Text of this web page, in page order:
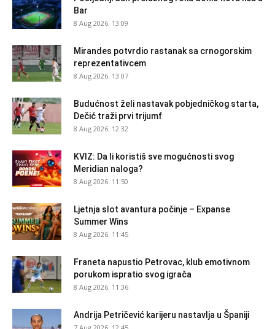
Bar
8 Aug 2026. 13:09
Mirandes potvrdio rastanak sa crnogorskim
reprezentativcem
8 Aug 2026. 13:07
Budućnost želi nastavak pobjedničkog starta,
Dečić traži prvi trijumf
8 Aug 2026. 12:32
KVIZ: Da li koristiš sve mogućnosti svog
Meridian naloga?
8 Aug 2026. 11:50
Ljetnja slot avantura počinje – Expanse
Summer Wins
8 Aug 2026. 11:45
Franeta napustio Petrovac, klub emotivnom
porukom ispratio svog igrača
8 Aug 2026. 11:36
Andrija Petričević karijeru nastavlja u Španiji